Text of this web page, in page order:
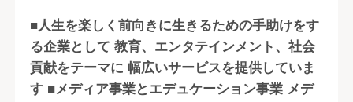
■人生を楽しく前向きに生きるための手助けをす
る企業として 教育、エンタテインメント、社会
貢献をテーマに 幅広いサービスを提供していま
す ■メディア事業とエデュケーション事業 メデ